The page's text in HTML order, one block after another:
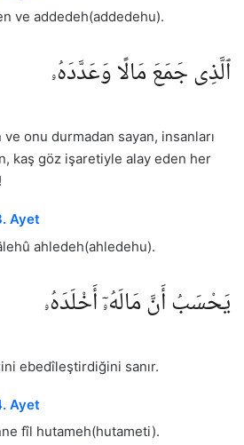
ve addedeh(addedehu).
ٱلَّذِى جَمَعَ مَالًا وَعَدَّدَهُۥ
onu durmadan sayan, insanları
kaş göz işaretiyle alay eden her
Ayet
ahledeh(ahledehu).
يَحْسَبُ أَنَّ مَالَهُۥٓ أَخْلَدَهُۥ
ebedîleştirdiğini sanır.
Ayet
fîl hutameh(hutameti).